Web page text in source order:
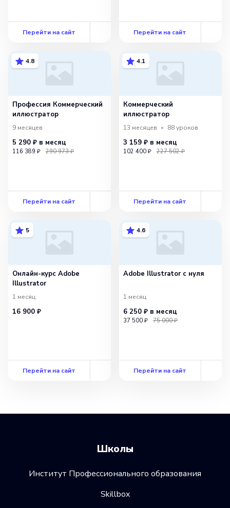
Перейти на сайт Перейти на сайт
4.8
Профессия Коммерческий
иллюстратор
9 месяцев
5 290 ₽ в месяц
116 389 ₽ 290 973 ₽
Перейти на сайт
4.1
Коммерческий
иллюстратор
13 месяцев 88уроков
3 159 ₽ в месяц
102 400 ₽ 227 502 ₽
Перейти на сайт
5
Онлайн-курс Adobe
Illustrator
1 месяц
16 900 ₽
Перейти на сайт
4.6
Adobe Illustrator с нуля
1 месяц
6 250 ₽ в месяц
37 500 ₽ 75 000 ₽
Перейти на сайт
Школы
Институт Профессионального образования
Skillbox